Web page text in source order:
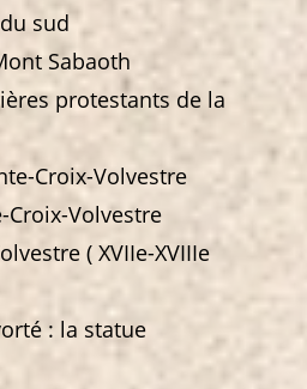
sud
Sabaoth
protestants de la
Croix-Volvestre
Croix-Volvestre
( XVIIe-XVIIIe
: la statue